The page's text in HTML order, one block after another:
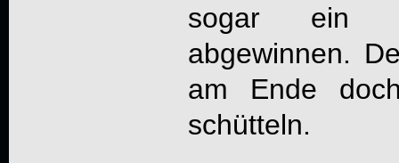
sogar ein
abgewinnen.
am Ende
schütteln.